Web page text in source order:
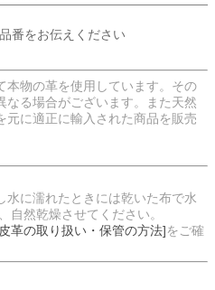
番をお伝えください
物の革を使用しています。その
なる場合がございます。また天然
元に適正に輸入された商品を販売
に濡れたときには乾いた布で水
自然乾燥させてください。
革の取り扱い・保管の方法]をご確